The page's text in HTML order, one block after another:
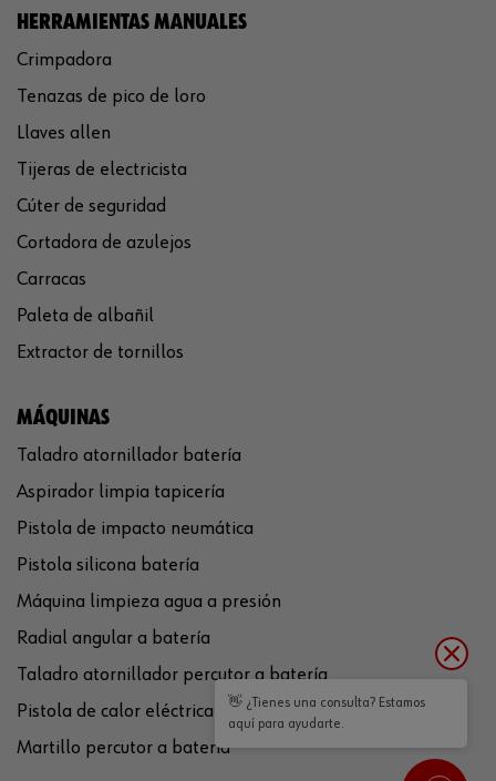
HERRAMIENTAS MANUALES
Crimpadora
Tenazas de pico de loro
Llaves allen
Tijeras de electricista
Cúter de seguridad
Cortadora de azulejos
Carracas
Paleta de albañil
Extractor de tornillos
MÁQUINAS
Taladro atornillador batería
Aspirador limpia tapicería
Pistola de impacto neumática
Pistola silicona batería
Máquina limpieza agua a presión
Radial angular a batería
Taladro atornillador percutor a batería
Pistola de calor eléctrica
Martillo percutor a batería
👋 ¿Tienes una consulta? Estamos
aquí para ayudarte.